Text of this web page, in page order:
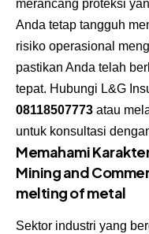
merancang proteksi
Anda tetap tangguh
risiko operasional
pastikan Anda telah
tepat. Hubungi L&G
08118507773 atau
untuk konsultasi
Memahami
Mining and
melting of metal
Sektor industri yang